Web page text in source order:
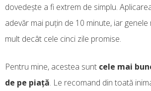
dovedește a fi extrem de simplu.
adevăr mai puțin de 10 minute, iar
mult decât cele cinci zile promise.
Pentru mine, acestea sunt cele mai
de pe piață. Le recomand din toată